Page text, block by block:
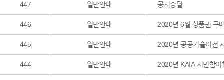
447 일반안내 공시송달
446 일반안내 2020년 6월 상품권 구
445 일반안내 2020년 공공기술이전
444 일반안내 2020년 KAIA 시민참여